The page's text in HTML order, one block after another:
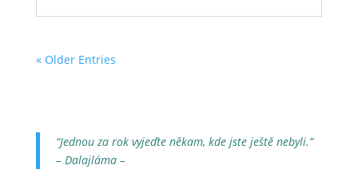
« Older Entries
“Jednou za rok vyjeďte někam, kde jste ještě nebyli.”
– Dalajláma –